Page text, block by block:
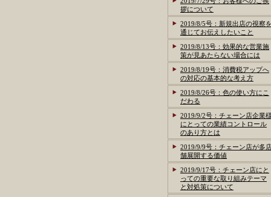
拶について
2019/8/5号：新規出店の視察を
通じてお伝えしたいこと
2019/8/13号：効果的な営業施
策が見あたらない場合には
2019/8/19号：消費税アップへ
の対応の基本的な考え方
2019/8/26号：色の使い方にこ
だわる
2019/9/2号：チェーン店企業
にとっての業績コントロール
のあり方とは
2019/9/9号：チェーン店が多
舗展開する価値
2019/9/17号：チェーン店にと
っての重要な取り組みテーマ
と対処策について